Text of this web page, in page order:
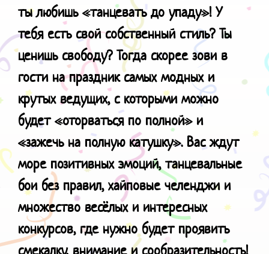
ты любишь «танцевать до упаду»! У
тебя есть свой собственный стиль? Ты
ценишь свободу? Тогда скорее зови в
гости на праздник самых модных и
крутых ведущих, с которыми можно
будет «оторваться по полной» и
«зажечь на полную катушку». Вас ждут
море позитивных эмоций, танцевальные
бои без правил, хайповые челенджи и
множество весёлых и интересных
конкурсов, где нужно будет проявить
смекалку, внимание и сообразительность!